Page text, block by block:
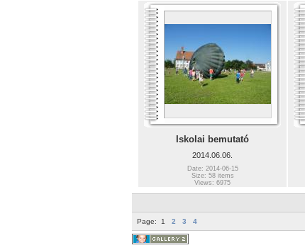
Iskolai bemutató
2014.06.06.
Date: 2014-06-15
Size: 58 items
Views: 6975
Page: 1 2 3 4